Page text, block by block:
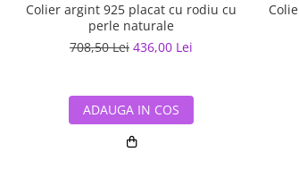
Colier argint 925 placat cu rodiu cu
perle naturale
708,50 Lei 436,00 Lei
ADAUGA IN COS